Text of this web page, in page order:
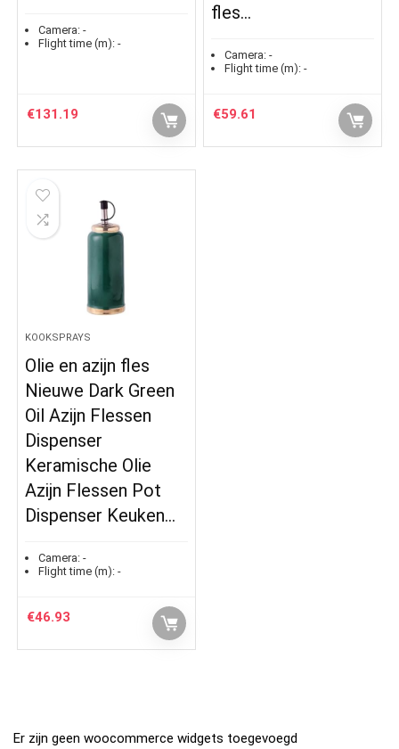
Camera: -
Flight time (m): -
€131.19
fles…
Camera: -
Flight time (m): -
€59.61
KOOKSPRAYS
Olie en azijn fles
Nieuwe Dark Green
Oil Azijn Flessen
Dispenser
Keramische Olie
Azijn Flessen Pot
Dispenser Keuken…
Camera: -
Flight time (m): -
€46.93
Er zijn geen woocommerce widgets toegevoegd